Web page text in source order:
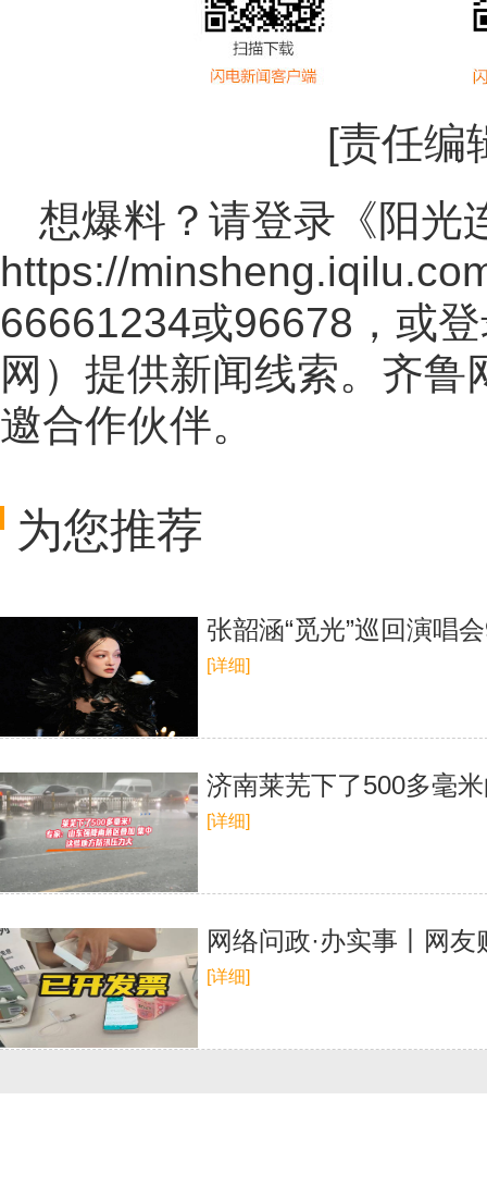
[责任编
想爆料？请登录《阳光
https://
66661234或96678，或
网 ）提供新闻线索。齐鲁
邀合作伙伴。
为您推荐
张韶涵“觅光”巡回演唱
[详细]
济南莱芜下了500多毫
[详细]
网络问政·办实事丨网
[详细]